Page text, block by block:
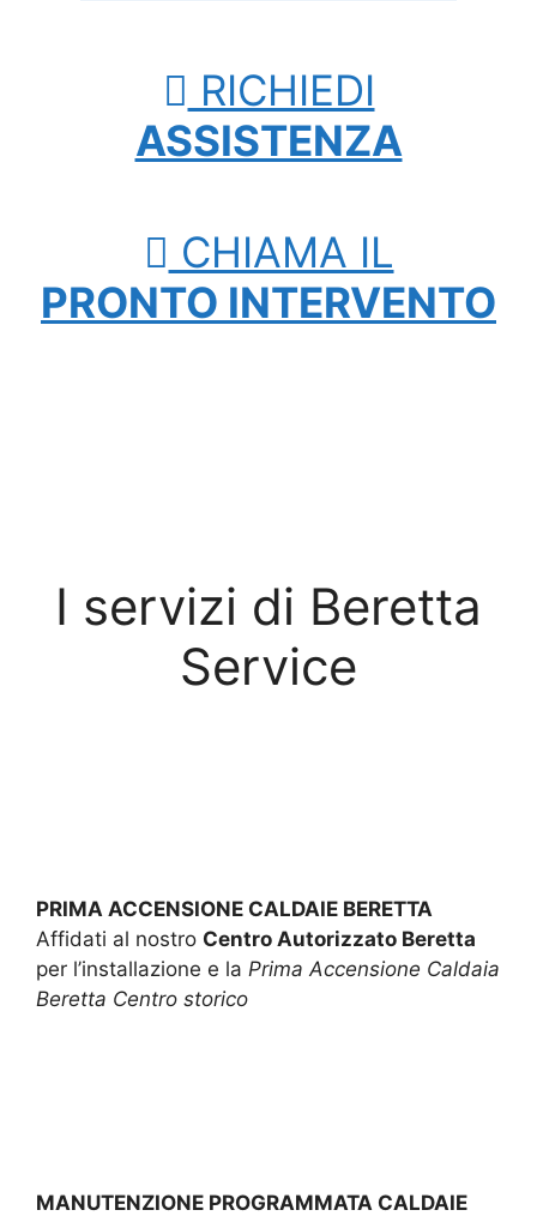
RICHIEDI
ASSISTENZA
CHIAMA IL
PRONTO INTERVENTO
I servizi di Beretta
Service
PRIMA ACCENSIONE CALDAIE BERETTA
Affidati al nostro Centro Autorizzato Beretta
per l’installazione e la Prima Accensione Caldaia
Beretta Centro storico
MANUTENZIONE PROGRAMMATA CALDAIE